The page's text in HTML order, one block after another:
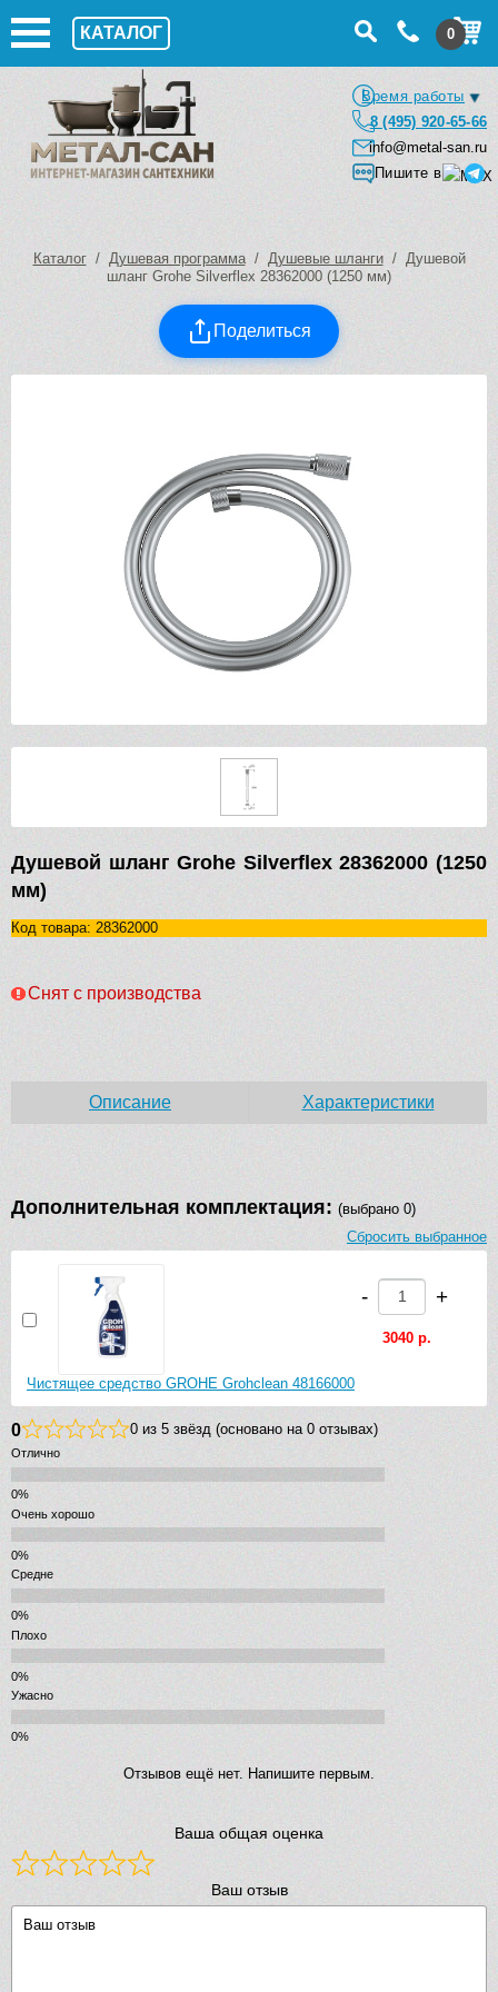
КАТАЛОГ 0
Время работы
8 (495) 920-65-66
info@metal-san.ru
Пишите в
Каталог/ Душевая программа/ Душевые шланги/ Душевой
шланг Grohe Silverflex 28362000 (1250 мм)
Поделиться
Душевой шланг Grohe Silverflex 28362000 (1250
мм)
Код товара: 28362000
Снят с производства
Описание Характеристики
Дополнительная комплектация: (выбрано 0)
Сбросить выбранное
Чистящее средство GROHE Grohclean 48166000
- +
3040 р.
0 0 из 5 звёзд (основано на 0 отзывах)
Отлично
Очень хорошо
Средне
Плохо
Ужасно
Отзывов ещё нет. Напишите первым.
Ваша общая оценка
Ваш отзыв